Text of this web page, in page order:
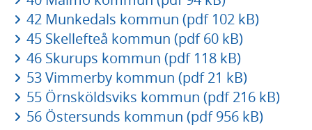
42 Munkedals kommun (pdf 102 kB)
45 Skellefteå kommun (pdf 60 kB)
46 Skurups kommun (pdf 118 kB)
53 Vimmerby kommun (pdf 21 kB)
55 Örnsköldsviks kommun (pdf 216 kB)
56 Östersunds kommun (pdf 956 kB)